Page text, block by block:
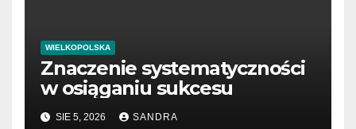
WIELKOPOLSKA
Znaczenie systematyczności
w osiąganiu sukcesu
SIE 5, 2026 SANDRA